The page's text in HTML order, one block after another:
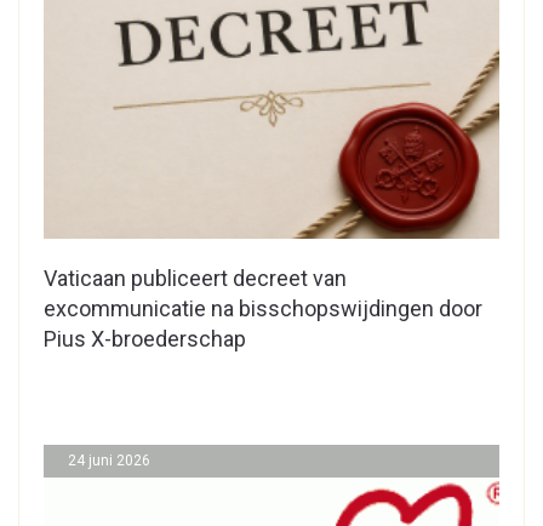
Vaticaan publiceert decreet van
excommunicatie na bisschopswijdingen door
Pius X-broederschap
24 juni 2026